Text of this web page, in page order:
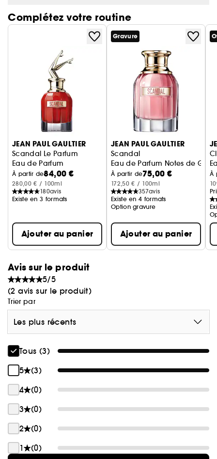
Eh bien les voici ! Jean Paul Gaultier sait faire
scandale en restant lui-même.
Encore et toujours la boite de conserve la plus
culte du monde. Mais cette fois-ci, recouverte
d'un velours rose qui l'habille d'élégance.
Complétez votre routine
JEAN PAUL GAULTIER
Scandal Le Parfum
Eau de Parfum
À partir de84,00 €
280,00 € / 100ml
180avis
Existe en 3 formats
Ajouter au panier
Gravure
JEAN PAUL GAULTIER
Scandal
Eau de Parfum Notes de
À partir de75,00 €
172,50 € / 100ml
357avis
Existe en 4 formats
Option gravure
Ajouter au panier
À
Avis sur le produit
5/5
(2 avis sur le produit)
Trier par
Les plus récents
Tous (3)
5
(3)
4
(0)
3
(0)
2
(0)
1
(0)